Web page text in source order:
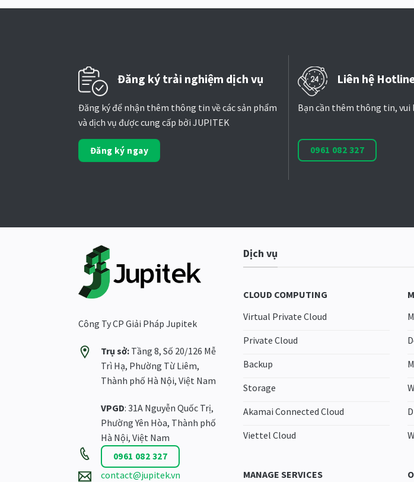
Đăng ký trải nghiệm dịch vụ
Đăng ký để nhận thêm thông tin về các sản phẩm
và dịch vụ được cung cấp bởi JUPITEK
Đăng ký ngay
Liên hệ
Bạn cần thêm thông tin, vui
0961 082 327
Công Ty CP Giải Pháp Jupitek
Trụ sở: Tầng 8, Số 20/126 Mễ
Trì Hạ, Phường Từ Liêm,
Thành phố Hà Nội, Việt Nam
VPGD: 31A Nguyễn Quốc Trị,
Phường Yên Hòa, Thành phố
Hà Nội, Việt Nam
0961 082 327
contact@jupitek.vn
Dịch vụ
CLOUD COMPUTING
Virtual Private Cloud
Private Cloud
Backup
Storage
Akamai Connected Cloud
Viettel Cloud
MANAGE SERVICES